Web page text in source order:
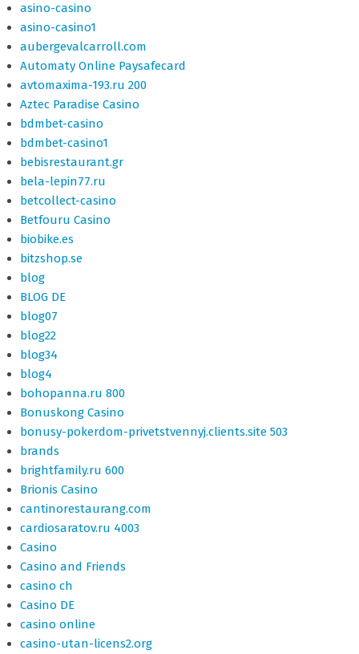
asino-casino
asino-casino1
aubergevalcarroll.com
Automaty Online Paysafecard
avtomaxima-193.ru 200
Aztec Paradise Casino
bdmbet-casino
bdmbet-casino1
bebisrestaurant.gr
bela-lepin77.ru
betcollect-casino
Betfouru Casino
biobike.es
bitzshop.se
blog
BLOG DE
blog07
blog22
blog34
blog4
bohopanna.ru 800
Bonuskong Casino
bonusy-pokerdom-privetstvennyj.clients.site 503
brands
brightfamily.ru 600
Brionis Casino
cantinorestaurang.com
cardiosaratov.ru 4003
Casino
Casino and Friends
casino ch
Casino DE
casino online
casino-utan-licens2.org